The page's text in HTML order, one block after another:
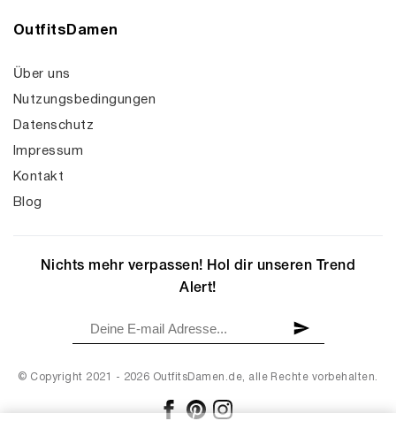
OutfitsDamen
Über uns
Nutzungsbedingungen
Datenschutz
Impressum
Kontakt
Blog
© Copyright 2021 - 2026 OutfitsDamen.de, alle Rechte vorbehalten.
Nichts mehr verpassen! Hol dir unseren Trend
Alert!